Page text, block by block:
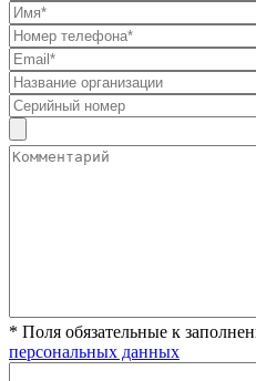
* Поля обязательные к
персональных данных